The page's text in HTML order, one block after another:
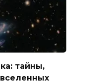
тайны,